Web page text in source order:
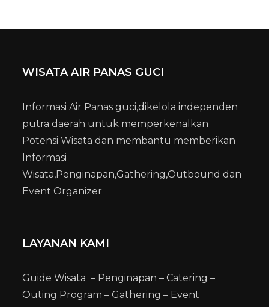
WISATA AIR PANAS GUCI
Informasi Air Panas guci,dikelola independen
putra daerah untuk memperkenalkan
Potensi Wisata dan membantu memberikan
Informasi
Wisata,Penginapan,Gathering,Outbound dan
Event Organizer
LAYANAN KAMI
Guide Wisata – Penginapan – Catering –
Outing Program – Gathering – Event